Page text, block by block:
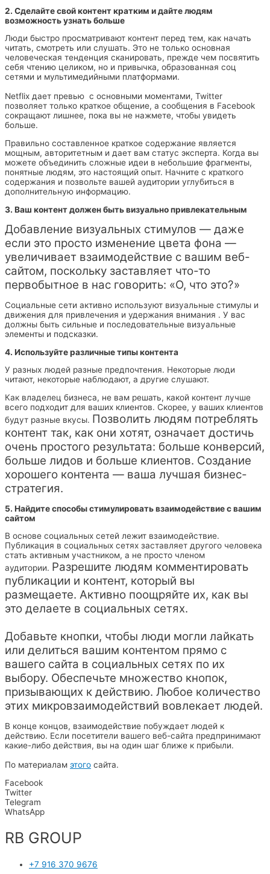
2. Сделайте свой контент кратким и дайте людям
возможность узнать больше
Люди быстро просматривают контент перед тем, как начать
читать, смотреть или слушать. Это не только основная
человеческая тенденция сканировать, прежде чем посвятить
себя чтению целиком, но и привычка, образованная соц
сетями и мультимедийными платформами.
Netflix дает превью с основными моментами, Twitter
позволяет только краткое общение, а сообщения в Facebook
сокращают лишнее, пока вы не нажмете, чтобы увидеть
больше.
Правильно составленное краткое содержание является
мощным, авторитетным и дает вам статус эксперта. Когда вы
можете объединить сложные идеи в небольшие фрагменты,
понятные людям, это настоящий опыт. Начните с краткого
содержания и позвольте вашей аудитории углубиться в
дополнительную информацию.
3. Ваш контент должен быть визуально привлекательным
Добавление визуальных стимулов — даже
если это просто изменение цвета фона —
увеличивает взаимодействие с вашим веб-
сайтом, поскольку заставляет что-то
первобытное в нас говорить: «О, что это?»
Социальные сети активно используют визуальные стимулы и
движения для привлечения и удержания внимания . У вас
должны быть сильные и последовательные визуальные
элементы и подсказки.
4. Используйте различные типы контента
У разных людей разные предпочтения. Некоторые люди
читают, некоторые наблюдают, а другие слушают.
Как владелец бизнеса, не вам решать, какой контент лучше
всего подходит для ваших клиентов. Скорее, у ваших клиентов
будут разные вкусы. Позволить людям потреблять
контент так, как они хотят, означает достичь
очень простого результата: больше конверсий,
больше лидов и больше клиентов. Создание
хорошего контента — ваша лучшая бизнес-
стратегия.
5. Найдите способы стимулировать взаимодействие с вашим
сайтом
В основе социальных сетей лежит взаимодействие.
Публикация в социальных сетях заставляет другого человека
стать активным участником, а не просто членом
аудитории. Разрешите людям комментировать
публикации и контент, который вы
размещаете. Активно поощряйте их, как вы
это делаете в социальных сетях.
Добавьте кнопки, чтобы люди могли лайкать
или делиться вашим контентом прямо с
вашего сайта в социальных сетях по их
выбору. Обеспечьте множество кнопок,
призывающих к действию. Любое количество
этих микровзаимодействий вовлекает людей.
В конце концов, взаимодействие побуждает людей к
действию. Если посетители вашего веб-сайта предпринимают
какие-либо действия, вы на один шаг ближе к прибыли.
По материалам этого сайта.
Facebook
Twitter
Telegram
WhatsApp
RB GROUP​
+7 916 370 9676